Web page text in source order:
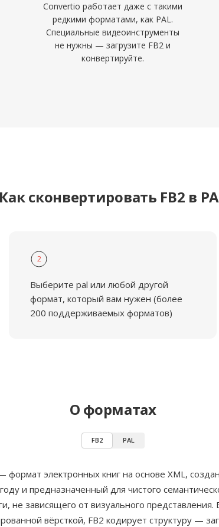
Convertio работает даже с такими
редкими форматами, как PAL.
Специальные видеоинструменты
не нужны — загрузите FB2 и
конвертируйте.
Как сконвертировать FB2 в
2
Выберите pal или любой другой
формат, который вам нужен (более
200 поддерживаемых форматов)
О форматах
FB2 PAL
формат электронных книг на основе XML,
и предназначенный для чистого
не зависящего от визуального представления.
вёрсткой, FB2 кодирует структуру —